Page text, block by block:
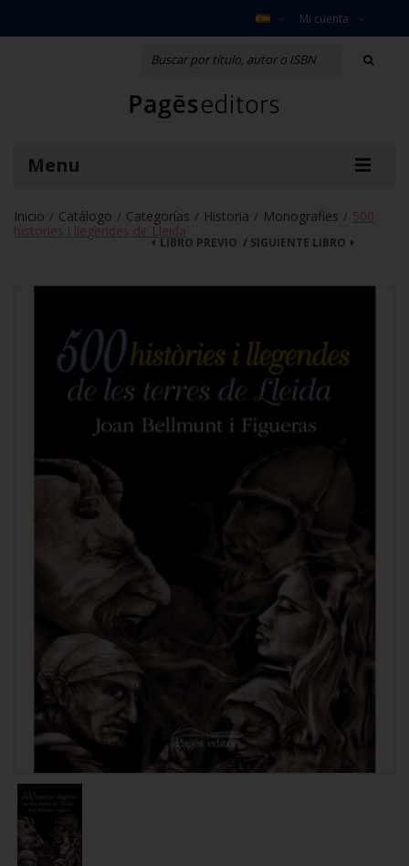
Mi cuenta
Menu
Inicio / Catálogo / Categorías / Historia / Monografies / 500
històries i llegendes de Lleida
SIGUIENTE LIBRO
LIBRO PREVIO /